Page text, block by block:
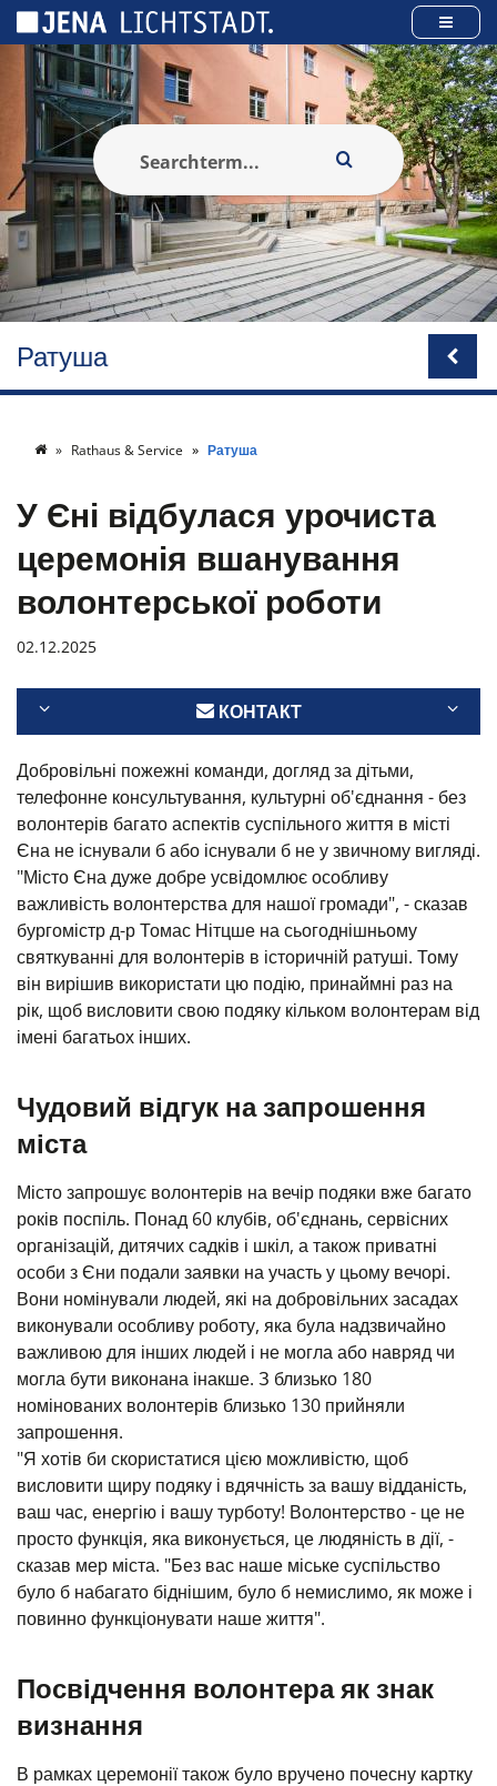
Ратуша
Rathaus & Service Ратуша
У Єні відбулася урочиста
церемонія вшанування
волонтерської роботи
02.12.2025
КОНТАКТ
Добровільні пожежні команди, догляд за дітьми,
телефонне консультування, культурні об'єднання - без
волонтерів багато аспектів суспільного життя в місті
Єна не існували б або існували б не у звичному вигляді.
"Місто Єна дуже добре усвідомлює особливу
важливість волонтерства для нашої громади", - сказав
бургомістр д-р Томас Нітцше на сьогоднішньому
святкуванні для волонтерів в історичній ратуші. Тому
він вирішив використати цю подію, принаймні раз на
рік, щоб висловити свою подяку кільком волонтерам від
імені багатьох інших.
Чудовий відгук на запрошення
міста
Місто запрошує волонтерів на вечір подяки вже багато
років поспіль. Понад 60 клубів, об'єднань, сервісних
організацій, дитячих садків і шкіл, а також приватні
особи з Єни подали заявки на участь у цьому вечорі.
Вони номінували людей, які на добровільних засадах
виконували особливу роботу, яка була надзвичайно
важливою для інших людей і не могла або навряд чи
могла бути виконана інакше. З близько 180
номінованих волонтерів близько 130 прийняли
запрошення.
"Я хотів би скористатися цією можливістю, щоб
висловити щиру подяку і вдячність за вашу відданість,
ваш час, енергію і вашу турботу! Волонтерство - це не
просто функція, яка виконується, це людяність в дії, -
сказав мер міста. "Без вас наше міське суспільство
було б набагато біднішим, було б немислимо, як може і
повинно функціонувати наше життя".
Посвідчення волонтера як знак
визнання
В рамках церемонії також було вручено почесну картку
Панель керування кукі